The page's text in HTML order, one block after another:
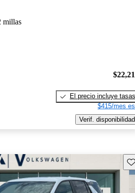
millas
El precio incluye tasas
$415/mes
Verif. disponibilidad